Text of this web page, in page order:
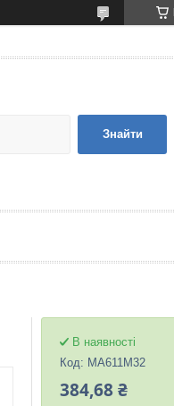
Знайти
В наявності
Код: MA611M32
384,68 ₴